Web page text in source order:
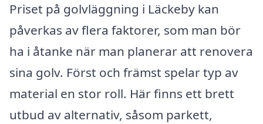
Priset på golvläggning i Läckeby kan
påverkas av flera faktorer, som man bör
ha i åtanke när man planerar att renovera
sina golv. Först och främst spelar typ av
material en stor roll. Här finns ett brett
utbud av alternativ, såsom parkett,